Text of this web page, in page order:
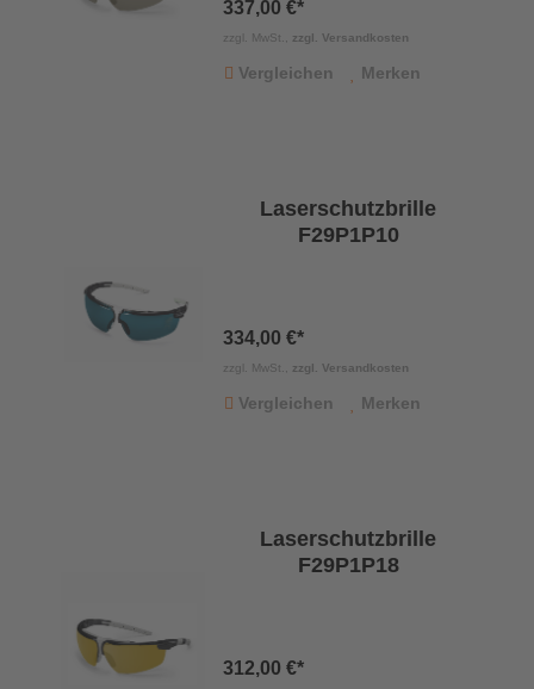
337,00 €*
zzgl. MwSt., zzgl. Versandkosten
Vergleichen Merken
Laserschutzbrille
F29P1P10
334,00 €*
zzgl. MwSt., zzgl. Versandkosten
Vergleichen Merken
Laserschutzbrille
F29P1P18
312,00 €*